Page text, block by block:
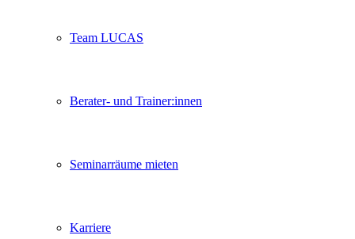
Team LUCAS
Berater- und Trainer:innen
Seminarräume mieten
Karriere